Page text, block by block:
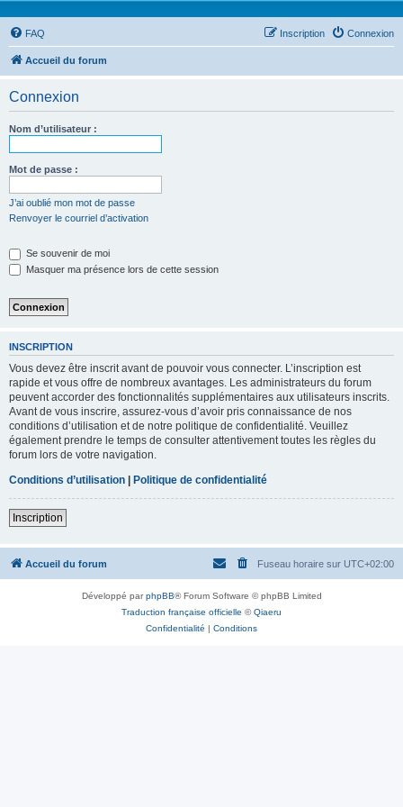
FAQ Connexion
Inscription
Accueil du forum
Connexion
Nom d’utilisateur :
Mot de passe :
J’ai oublié mon mot de passe
Renvoyer le courriel d’activation
Se souvenir de moi
Masquer ma présence lors de cette session
INSCRIPTION
Vous devez être inscrit avant de pouvoir vous connecter. L’inscription est
rapide et vous offre de nombreux avantages. Les administrateurs du forum
peuvent accorder des fonctionnalités supplémentaires aux utilisateurs inscrits.
Avant de vous inscrire, assurez-vous d’avoir pris connaissance de nos
conditions d’utilisation et de notre politique de confidentialité. Veuillez
également prendre le temps de consulter attentivement toutes les règles du
forum lors de votre navigation.
Conditions d’utilisation | Politique de confidentialité
Inscription
Accueil du forum Fuseau horaire sur UTC+02:00
Développé parphpBB® Forum Software © phpBB Limited
Traduction française officielle ©Qiaeru
Confidentialité | Conditions